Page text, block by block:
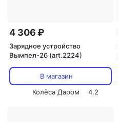
4 306 ₽
Зарядное устройство
Вымпел-26 (art.2224)
В магазин
Колёса Даром
4.2